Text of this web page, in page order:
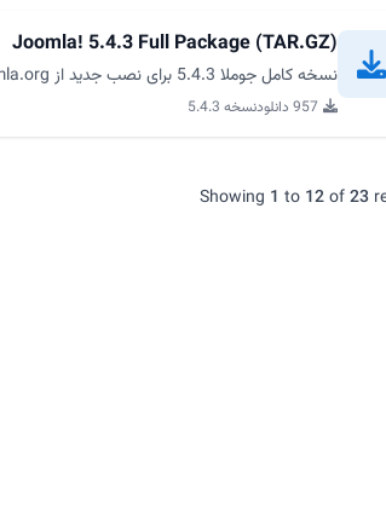
Joomla! 5.4.3 Full Package (TAR.GZ)
نسخه کامل جوملا 5.4.3 برای نصب جدید از joomla.org
957 دانلود نسخه 5.4.3
Showing 1 to 12of23